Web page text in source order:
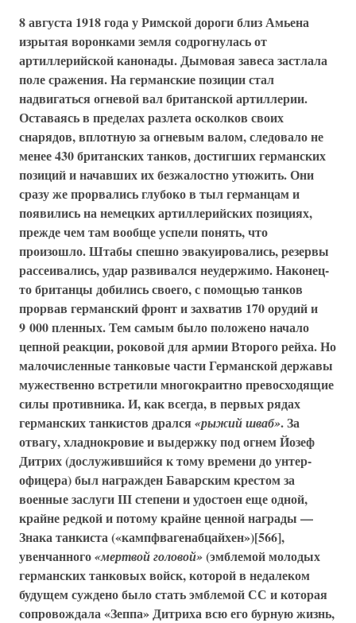
8 августа 1918 года у Римской дороги близ Амьена
изрытая воронками земля содрогнулась от
артиллерийской канонады. Дымовая завеса застлала
поле сражения. На германские позиции стал
надвигаться огневой вал британской артиллерии.
Оставаясь в пределах разлета осколков своих
снарядов, вплотную за огневым валом, следовало не
менее 430 британских танков, достигших германских
позиций и начавших их безжалостно утюжить. Они
сразу же прорвались глубоко в тыл германцам и
появились на немецких артиллерийских позициях,
прежде чем там вообще успели понять, что
произошло. Штабы спешно эвакуировались, резервы
рассеивались, удар развивался неудержимо. Наконец-
то британцы добились своего, с помощью танков
прорвав германский фронт и захватив 170 орудий и
9 000 пленных. Тем самым было положено начало
цепной реакции, роковой для армии Второго рейха. Но
малочисленные танковые части Германской державы
мужественно встретили многокраитно превосходящие
силы противника. И, как всегда, в первых рядах
германских танкистов дрался «рыжий шваб». За
отвагу, хладнокровие и выдержку под огнем Йозеф
Дитрих (дослужившийся к тому времени до унтер-
офицера) был награжден Баварским крестом за
военные заслуги III степени и удостоен еще одной,
крайне редкой и потому крайне ценной награды —
Знака танкиста («кампфвагенабцайхен»)[566],
увенчанного«мертвой головой»(эмблемой молодых
германских танковых войск, которой в недалеком
будущем суждено было стать эмблемой СС и которая
сопровождала «Зеппа» Дитриха всю его бурную жизнь,